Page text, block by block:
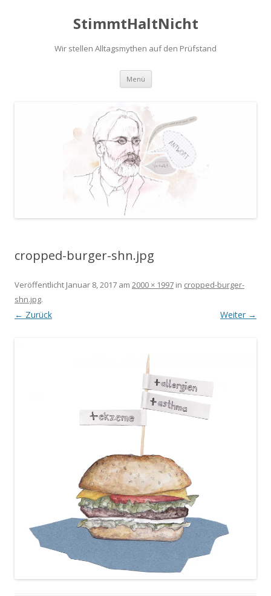
StimmtHaltNicht
Wir stellen Alltagsmythen auf den Prüfstand
Menü Zum
springen
cropped-burger-shn.jpg
Veröffentlicht Januar 8, 2017 am 2000 × 1997 in cropped-burger-
shn.jpg.
← Zurück Weiter →